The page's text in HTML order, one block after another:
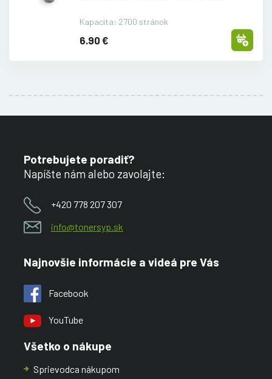
Kapacita: 2700 stránok
6.90 €
Potrebujete poradiť?
Napíšte nám alebo zavolajte:
+420 778 207 307
info@tonersyp.sk
Najnovšie informácie a videá pre Vás
Facebook
YouTube
Všetko o nákupe
Sprievodca nákupom